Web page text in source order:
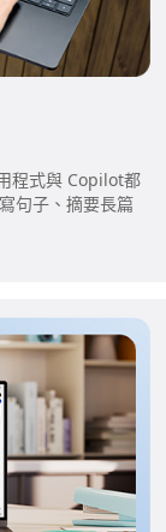
程式與 Copilot都
句子、摘要長篇